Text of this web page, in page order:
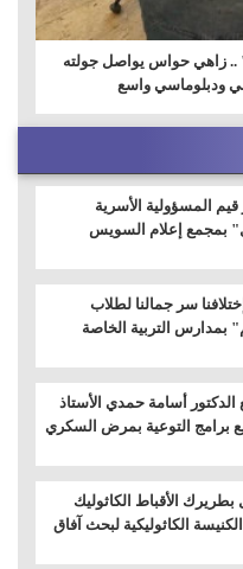
.. زاهي حواس يواصل جولته
ودبلوماسي واسع
المسؤولية الأسرية
بمجمع إعلام السويس
سر جمالنا لطلاب
بمدارس التربية الخاصة
أسامة حمدي الأستاذ
برامج التوعية بمرض السكري
الأقباط الكاثوليك
الكاثوليكية لبحث آفاق